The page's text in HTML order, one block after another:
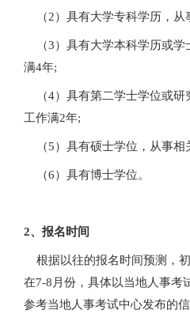
（2）具有大学专科学历，从
（3）具有大学本科学历或学
满4年;
（4）具有第二学士学位或研
工作满2年;
（5）具有硕士学位，从事相
（6）具有博士学位。
2、报名时间
根据以往的报名时间预测，
在7-8月份，具体以当地人事考
参考当地人事考试中心发布的信